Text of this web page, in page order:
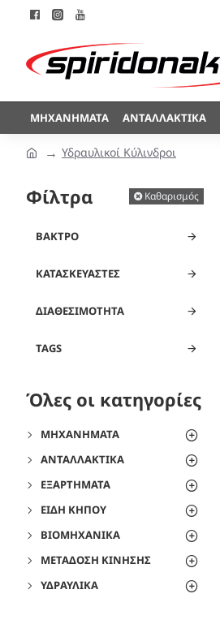
ΜΗΧΑΝΉΜΑΤΑ ΑΝΤΑΛΛΑΚΤΙΚΆ
Υδραυλικοί Κύλινδροι
Φίλτρα Καθαρισμός
ΚΑΤΑΣΚΕΥΑΣΤΈΣ
ΒΆΚΤΡΟ
TAGS
ΔΙΑΘΕΣΙΜΌΤΗΤΑ
Όλες οι κατηγορίες
ΜΗΧΑΝΉΜΑΤΑ
ΑΝΤΑΛΛΑΚΤΙΚΆ
ΕΞΑΡΤΉΜΑΤΑ
ΕΊΔΗ ΚΉΠΟΥ
ΒΙΟΜΗΧΑΝΙΚΆ
ΜΕΤΆΔΟΣΗ ΚΊΝΗΣΗΣ
ΥΔΡΑΥΛΙΚΆ